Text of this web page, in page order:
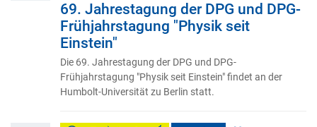
69. Jahrestagung der DPG und DPG-
Frühjahrstagung "Physik seit
Einstein"
Die 69. Jahrestagung der DPG und DPG-
Frühjahrstagung "Physik seit Einstein" findet an der
Humbolt-Universität zu Berlin statt.